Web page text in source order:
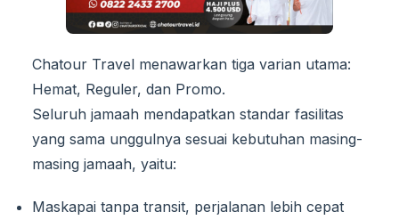
Chatour Travel menawarkan tiga varian utama:
Hemat, Reguler, dan Promo.
Seluruh jamaah mendapatkan standar fasilitas
yang sama unggulnya sesuai kebutuhan masing-
masing jamaah, yaitu:
Maskapai tanpa transit, perjalanan lebih cepat